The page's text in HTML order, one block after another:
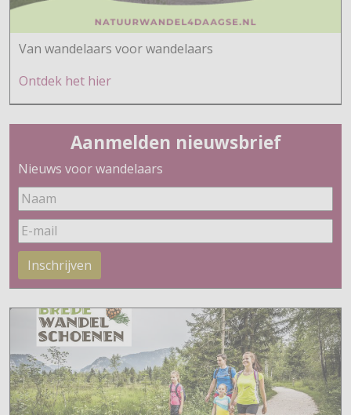
Van wandelaars voor wandelaars
Ontdek het hier
Aanmelden nieuwsbrief
Nieuws voor wandelaars
Inschrijven